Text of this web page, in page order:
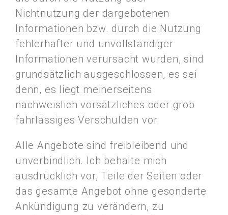
Nichtnutzung der dargebotenen
Informationen bzw. durch die Nutzung
fehlerhafter und unvollständiger
Informationen verursacht wurden, sind
grundsätzlich ausgeschlossen, es sei
denn, es liegt meinerseitens
nachweislich vorsätzliches oder grob
fahrlässiges Verschulden vor.
Alle Angebote sind freibleibend und
unverbindlich. Ich behalte mich
ausdrücklich vor, Teile der Seiten oder
das gesamte Angebot ohne gesonderte
Ankündigung zu verändern, zu